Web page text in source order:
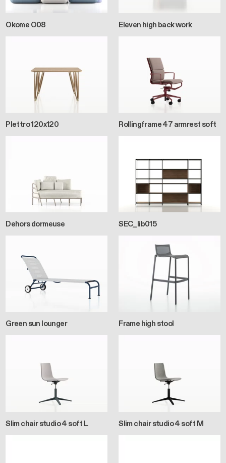
Okome O08 Eleven high back work
Plettro 120x120 Rollingframe 47 armrest soft
Dehors dormeuse SEC_lib015
Green sun lounger Frame high stool
Slim chair studio 4 soft L Slim chair studio 4 soft M